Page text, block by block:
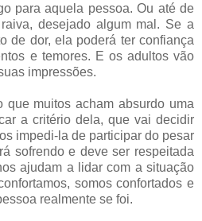
para aquela pessoa. Ou até de
desejado algum mal. Se a
de dor, ela poderá ter confiança
e temores. E os adultos vão
impressões.
que muitos acham absurdo uma
a critério dela, que vai decidir
impedi-la de participar do pesar
sofrendo e deve ser respeitada
ajudam a lidar com a situação
somos confortados e
realmente se foi.